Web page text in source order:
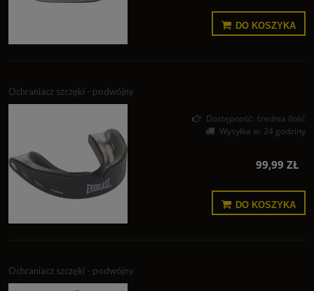
DO KOSZYKA
Ochraniacz szczęki - podwójny
Dostępność: średnia ilość
Wysyłka w: 24 godziny
99,99 ZŁ
DO KOSZYKA
Ochraniacz szczęki - podwójny